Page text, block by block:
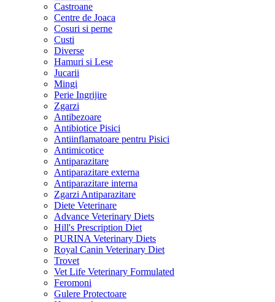
Castroane
Centre de Joaca
Cosuri si perne
Custi
Diverse
Hamuri si Lese
Jucarii
Mingi
Perie Ingrijire
Zgarzi
Antibezoare
Antibiotice Pisici
Antiinflamatoare pentru Pisici
Antimicotice
Antiparazitare
Antiparazitare externa
Antiparazitare interna
Zgarzi Antiparazitare
Diete Veterinare
Advance Veterinary Diets
Hill's Prescription Diet
PURINA Veterinary Diets
Royal Canin Veterinary Diet
Trovet
Vet Life Veterinary Formulated
Feromoni
Gulere Protectoare